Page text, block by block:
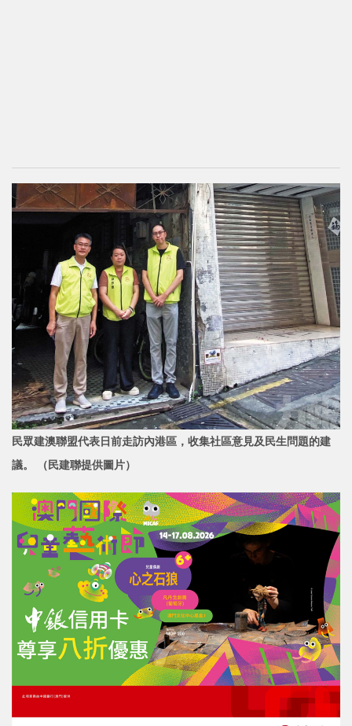
民眾建澳聯盟代表日前走訪內港區，收集社區意見及民生問題的建
議。 （民建聯提供圖片）